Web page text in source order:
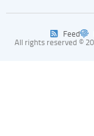
All rights reserved ©
Feed